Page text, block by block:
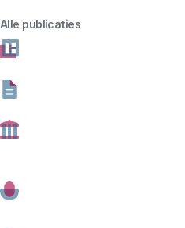
Alle publicaties
nieuwe technologie en
maatschappelijke
inzichtelijk te maken hoe
innovatie kunnen bijdragen
opgaven, met oog voor
19 DECEMBER 2024